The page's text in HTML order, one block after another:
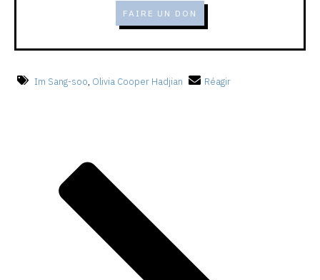
FAIRE UN DON
Im Sang-soo, Olivia Cooper Hadjian Réagir